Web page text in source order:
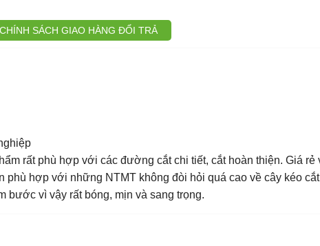
CHÍNH SÁCH GIAO HÀNG ĐỔI TRẢ
rất phù hợp với các đường cắt chi tiết, cắt hoàn thiện. Giá rẻ
phù hợp với những NTMT không đòi hỏi quá cao về cây kéo cắt
bước vì vậy rất bóng, mịn và sang trọng.